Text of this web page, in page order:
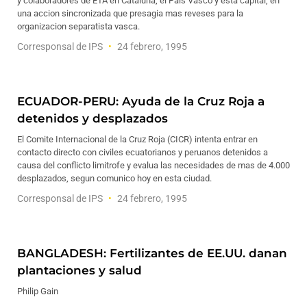
una accion sincronizada que presagia mas reveses para la
organizacion separatista vasca.
Corresponsal de IPS 24 febrero, 1995
ECUADOR-PERU: Ayuda de la Cruz Roja a
detenidos y desplazados
El Comite Internacional de la Cruz Roja (CICR) intenta entrar en
contacto directo con civiles ecuatorianos y peruanos detenidos a
causa del conflicto limitrofe y evalua las necesidades de mas de 4.000
desplazados, segun comunico hoy en esta ciudad.
Corresponsal de IPS 24 febrero, 1995
BANGLADESH: Fertilizantes de EE.UU. danan
plantaciones y salud
Philip Gain